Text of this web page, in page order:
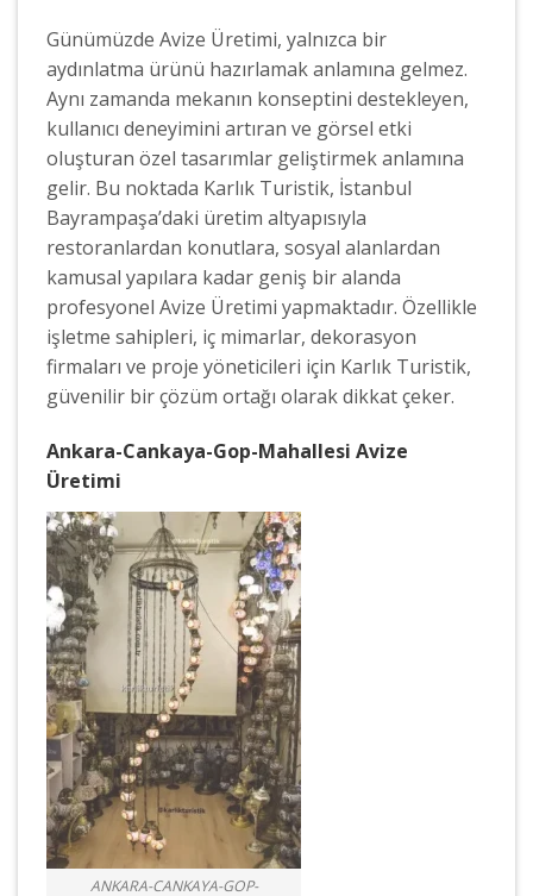
Günümüzde Avize Üretimi, yalnızca bir
aydınlatma ürünü hazırlamak anlamına gelmez.
Aynı zamanda mekanın konseptini destekleyen,
kullanıcı deneyimini artıran ve görsel etki
oluşturan özel tasarımlar geliştirmek anlamına
gelir. Bu noktada Karlık Turistik, İstanbul
Bayrampaşa’daki üretim altyapısıyla
restoranlardan konutlara, sosyal alanlardan
kamusal yapılara kadar geniş bir alanda
profesyonel Avize Üretimi yapmaktadır. Özellikle
işletme sahipleri, iç mimarlar, dekorasyon
firmaları ve proje yöneticileri için Karlık Turistik,
güvenilir bir çözüm ortağı olarak dikkat çeker.
Ankara-Cankaya-Gop-Mahallesi Avize
Üretimi
ANKARA-CANKAYA-GOP-